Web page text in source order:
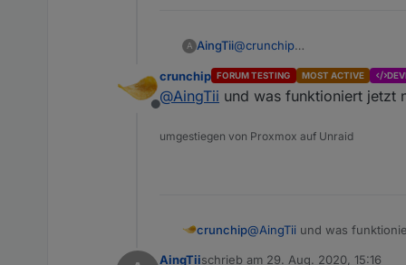
A AingTii@crunchip
Version die als verfügbar
Admin installiert 4.0.10
Simple Restful API
Visualisation installiert 1.2.4
Offline
crunchip FORUM TESTING MOST ACTIVE
@AingTii und was funktioniert jetzt
umgestiegen von Proxmox auf Unraid
crunchip@AingTii und was
AingTiischrieb am 29. Aug. 2020, 15:16